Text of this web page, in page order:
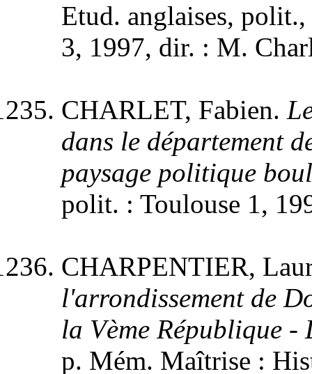
Etud. anglaises,
3, 1997, dir. : M.
CHARLET, Fabien.
dans le département
paysage politique
polit. : Toulouse 1,
CHARPENTIER,
l'arrondissement de
la Vème République -
p. Mém. Maîtrise :